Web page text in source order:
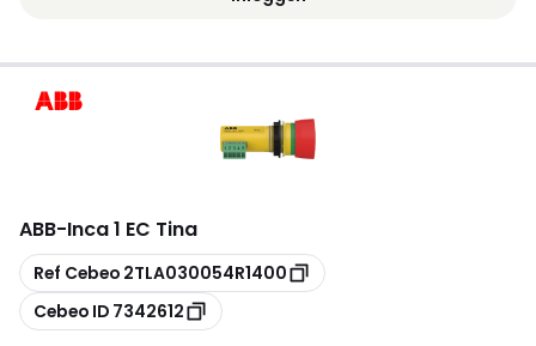
ABB-Inca 1 EC Tina
Kopiëren
Ref Cebeo 2TLA030054R1400
Kopiëren
Cebeo ID 7342612